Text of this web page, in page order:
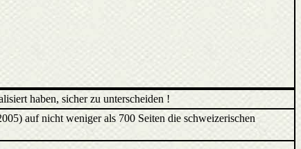
haben, sicher zu unterscheiden !
auf nicht weniger als 700 Seiten die schweizerischen